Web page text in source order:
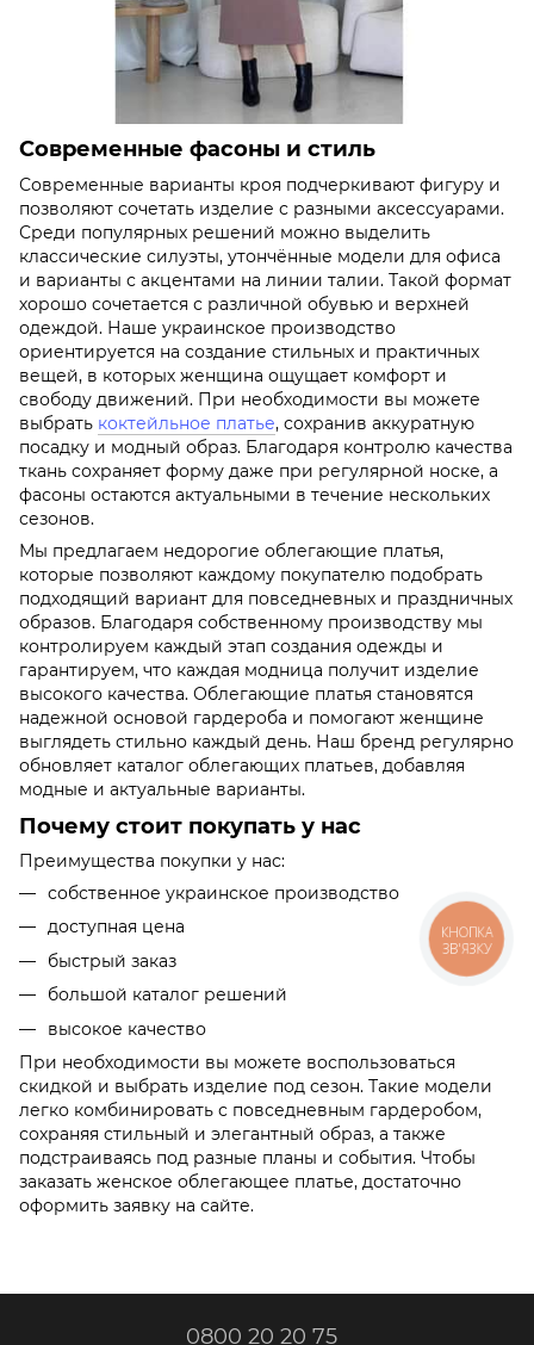
Современные фасоны и стиль
Современные варианты кроя подчеркивают фигуру и
позволяют сочетать изделие с разными аксессуарами.
Среди популярных решений можно выделить
классические силуэты, утончённые модели для офиса
и варианты с акцентами на линии талии. Такой формат
хорошо сочетается с различной обувью и верхней
одеждой. Наше украинское производство
ориентируется на создание стильных и практичных
вещей, в которых женщина ощущает комфорт и
свободу движений. При необходимости вы можете
выбрать коктейльное платье, сохранив аккуратную
посадку и модный образ. Благодаря контролю качества
ткань сохраняет форму даже при регулярной носке, а
фасоны остаются актуальными в течение нескольких
сезонов.
Мы предлагаем недорогие облегающие платья,
которые позволяют каждому покупателю подобрать
подходящий вариант для повседневных и праздничных
образов. Благодаря собственному производству мы
контролируем каждый этап создания одежды и
гарантируем, что каждая модница получит изделие
высокого качества. Облегающие платья становятся
надежной основой гардероба и помогают женщине
выглядеть стильно каждый день. Наш бренд регулярно
обновляет каталог облегающих платьев, добавляя
модные и актуальные варианты.
Почему стоит покупать у нас
Преимущества покупки у нас:
собственное украинское производство
доступная цена
быстрый заказ
большой каталог решений
высокое качество
При необходимости вы можете воспользоваться
скидкой и выбрать изделие под сезон. Такие модели
легко комбинировать с повседневным гардеробом,
сохраняя стильный и элегантный образ, а также
подстраиваясь под разные планы и события. Чтобы
заказать женское облегающее платье, достаточно
оформить заявку на сайте.
0800 20 20 75
КНОПКА
ЗВ'ЯЗКУ